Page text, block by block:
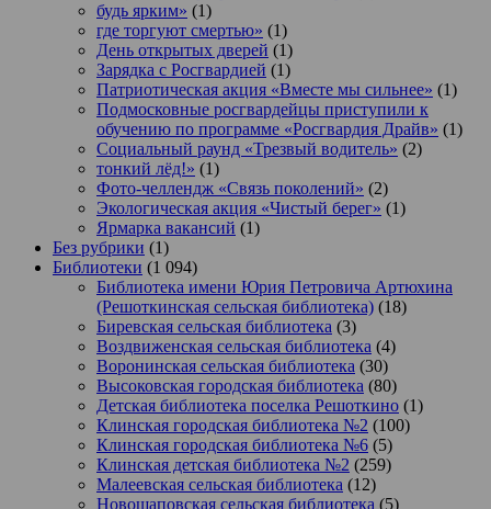
будь ярким» (1)
где торгуют смертью» (1)
День открытых дверей (1)
Зарядка с Росгвардией (1)
Патриотическая акция «Вместе мы сильнее» (1)
Подмосковные росгвардейцы приступили к
обучению по программе «Росгвардия Драйв» (1)
Социальный раунд «Трезвый водитель» (2)
тонкий лёд!» (1)
Фото-челлендж «Связь поколений» (2)
Экологическая акция «Чистый берег» (1)
Ярмарка вакансий (1)
Без рубрики (1)
Библиотеки (1 094)
Библиотека имени Юрия Петровича Артюхина
(Решоткинская сельская библиотека) (18)
Биревская сельская библиотека (3)
Воздвиженская сельская библиотека (4)
Воронинская сельская библиотека (30)
Высоковская городская библиотека (80)
Детская библиотека поселка Решоткино (1)
Клинская городская библиотека №2 (100)
Клинская городская библиотека №6 (5)
Клинская детская библиотека №2 (259)
Малеевская сельская библиотека (12)
Новощаповская сельская библиотека (5)